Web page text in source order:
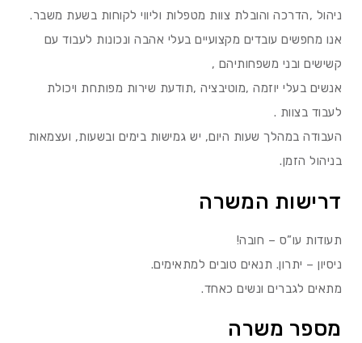
ניהול ,הדרכה והובלת צוות מטפלות וליווי לקוחות בשעת משבר.
אנו מחפשים עובדים מקצועיים בעלי אהבה ונכונות לעבוד עם
קשישים ובני משפחותיהם ,
אנשים בעלי יוזמה ,מוטיבציה ,תודעת שירות מפותחת ויכולת
לעבוד בצוות .
העבודה במהלך שעות היום, יש גמישות בימים ובשעות, ועצמאות
בניהול הזמן.
דרישות המשרה
תעודות עו”ס – חובה!
ניסיון – יתרון. תנאים טובים למתאימים.
מתאים לגברים ונשים כאחד.
מספר משרה